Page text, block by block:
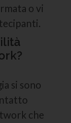
o vi
si sono
che